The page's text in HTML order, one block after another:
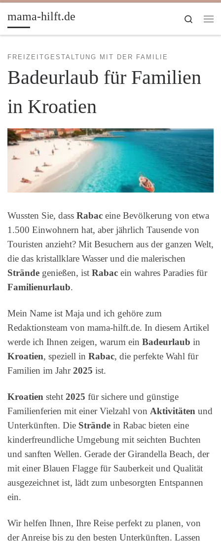
Zum Inhalt springen
mama-hilft.de
Search
FREIZEITGESTALTUNG MIT DER FAMILIE
Badeurlaub für Familien
in Kroatien
Wussten Sie, dass Rabac eine Bevölkerung von etwa
1.500 Einwohnern hat, aber jährlich Tausende von
Touristen anzieht? Mit Besuchern aus der ganzen Welt,
die das kristallklare Wasser und die malerischen
Strände genießen, ist Rabac ein wahres Paradies für
Familienurlaub.
Mein Name ist Maja und ich gehöre zum
Redaktionsteam von mama-hilft.de. In diesem Artikel
werde ich Ihnen zeigen, warum ein Badeurlaub in
Kroatien, speziell in Rabac, die perfekte Wahl für
Familien im Jahr2025 ist.
Kroatien steht 2025 für sichere und günstige
Familienferien mit einer Vielzahl von Aktivitäten und
Unterkünften. Die Strände in Rabac bieten eine
kinderfreundliche Umgebung mit seichten Buchten
und sanften Wellen. Gerade der Girandella Beach, der
mit einer Blauen Flagge für Sauberkeit und Qualität
ausgezeichnet ist, lädt zum unbesorgten Entspannen
ein.
Wir helfen Ihnen, Ihre Reise perfekt zu planen, von
der Anreise bis zu den besten Unterkünften. Lassen